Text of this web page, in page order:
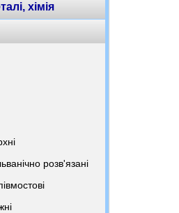
хімія
розв'язані